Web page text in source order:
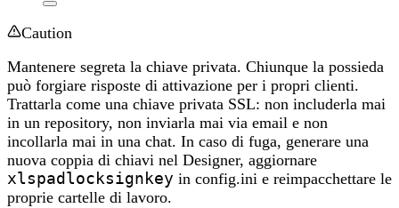
Caution
Mantenere segreta la chiave privata. Chiunque la possieda
può forgiare risposte di attivazione per i propri clienti.
Trattarla come una chiave privata SSL: non includerla mai
in un repository, non inviarla mai via email e non
incollarla mai in una chat. In caso di fuga, generare una
nuova coppia di chiavi nel Designer, aggiornare
xlspadlocksignkey in config.ini e reimpacchettare le
proprie cartelle di lavoro.